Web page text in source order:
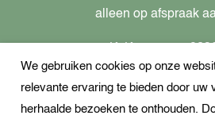
alleen op afspraak
Btw-nummer:
We gebruiken cookies op onze
relevante ervaring te bieden door uw
herhaalde bezoeken te onthouden.